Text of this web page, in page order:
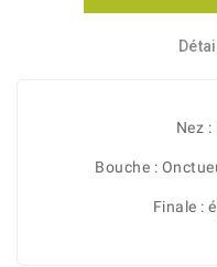
Nez :
Bouche :
Finale :